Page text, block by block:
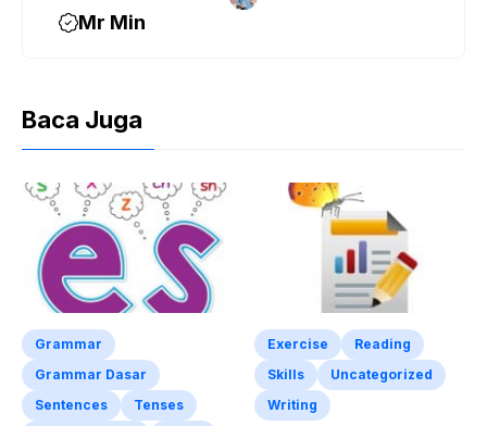
Mr Min
Baca Juga
Grammar
Grammar Dasar
Sentences
Tenses
Exercise
Reading
Skills
Uncategorized
Writing